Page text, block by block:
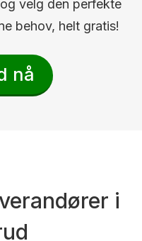
velg den perfekte
behov, helt gratis!
nå
i